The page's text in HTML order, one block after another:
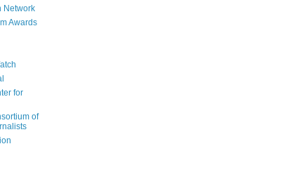
Network
Awards
for
of